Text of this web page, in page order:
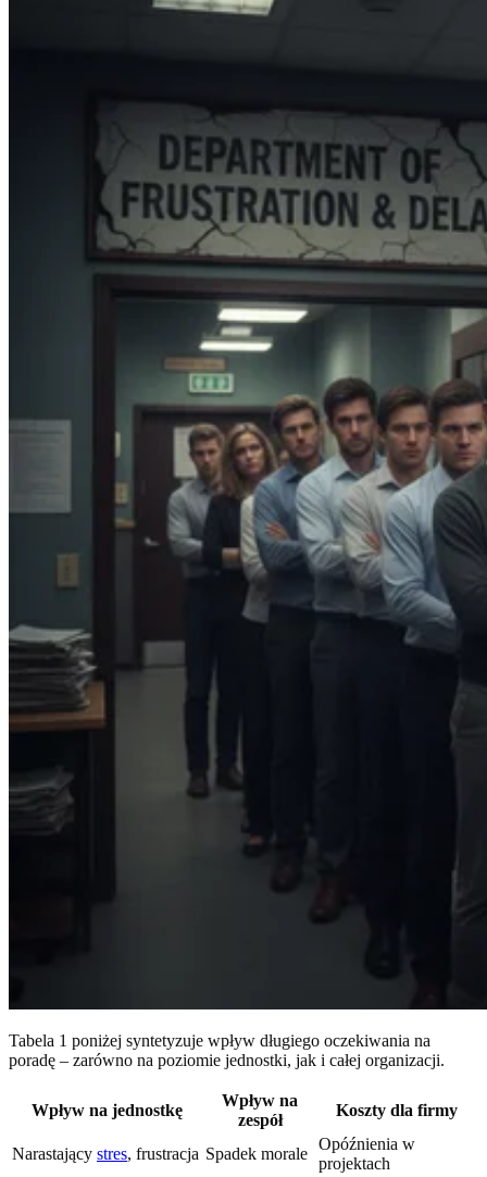
Tabela 1 poniżej syntetyzuje wpływ długiego oczekiwania na
poradę – zarówno na poziomie jednostki, jak i całej organizacji.
Wpływ na jednostkę
Wpływ na
zespół
Koszty dla firmy
Narastający stres, frustracja Spadek morale
Opóźnienia w
projektach